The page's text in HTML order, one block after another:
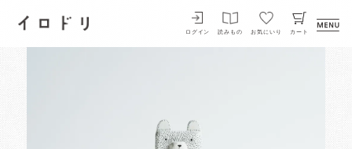
イロドリ
ログイン 読みもの お気にいり カート